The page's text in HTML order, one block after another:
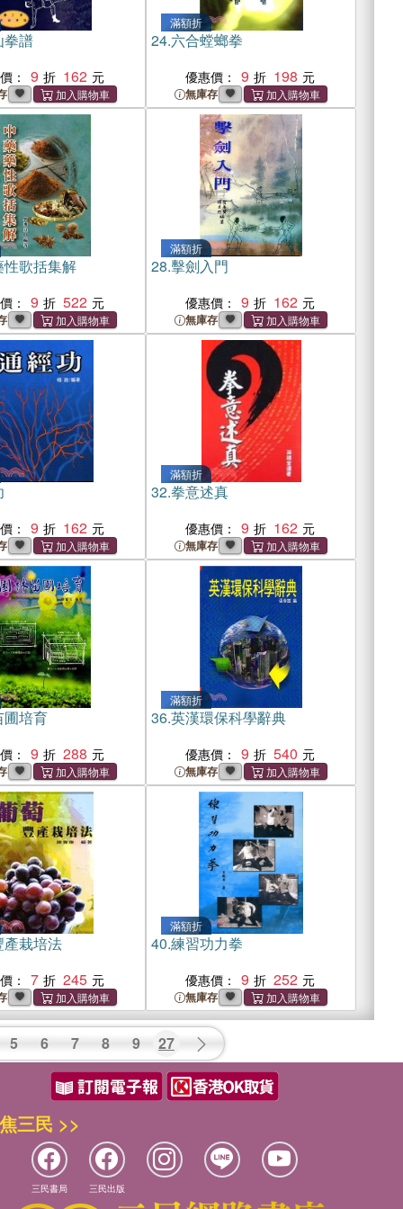
拳譜
： 9 162
滿額折
24.六合螳螂拳
優惠價： 9 198
無庫存
歌括集解
： 9 522
滿額折
28.擊劍入門
優惠價： 9 162
無庫存
： 9 162
滿額折
32.拳意述真
優惠價： 9 162
無庫存
培育
： 9 288
滿額折
36.英漢環保科學辭典
優惠價： 9 540
無庫存
栽培法
： 7 245
滿額折
40.練習功力拳
優惠價： 9 252
無庫存
5 6 7 8 9 27
三民 >>
三民書局 三民出版